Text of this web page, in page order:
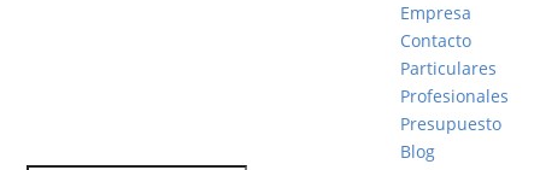
Empresa
Contacto
Particulares
Profesionales
Presupuesto
Blog